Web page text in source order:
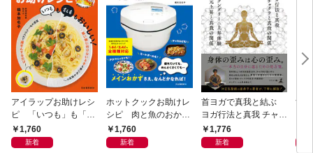
アイラップお助けレシ
ピ 「いつも」も「も
しも」もおいしい！
1,760
新着
ホットクックお助けレ
シピ 肉と魚のおか
ず 少ない材料＆調味
料で、あとはスイッチ
1,760
新着
首ヨガで真我と結ぶ
ヨガ行法と真我 チャク
ラと真我の関係 クンダ
リーニ上昇体験 次元上
1,776
新着
す